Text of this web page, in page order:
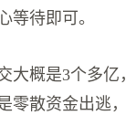
等待即可。
大概是3个多亿
零散资金出逃